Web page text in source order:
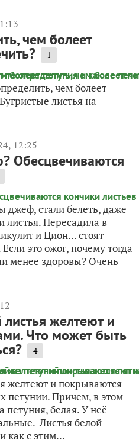
чем болеет
1
чем болеет
листья на
12:25
Обесцвечиваются
джеф, стали белеть, даже
листья. Пересадила в
и Цион… стоят
это ожог, почему тогда
менее здоровы? Очень
желтеют и
Что может быть
4
желтеют и покрываются
петунии. Причем, в этом
белая. У неё
Листья белой
как с этим...